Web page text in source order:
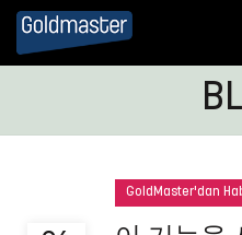
GoldMaster'dan